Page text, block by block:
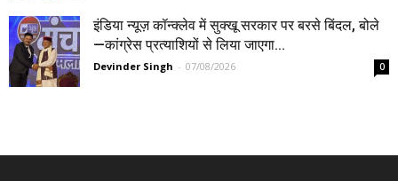
इंडिया न्यूज़ कॉन्क्लेव में सुक्खू सरकार पर बरसे बिंदल, बोले
—कांग्रेस प्रत्याशियों से लिया जाएगा...
Devinder Singh - 07/08/2026 0